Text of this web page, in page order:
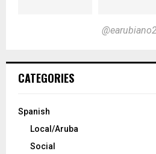
CATEGORIES
Spanish
Local/Aruba
Social